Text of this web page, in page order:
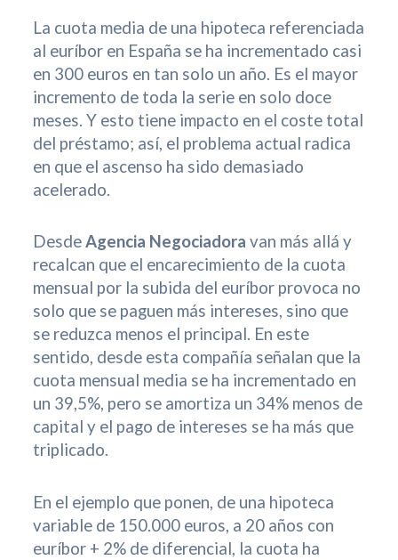
La cuota media de una hipoteca referenciada
al euríbor en España se ha incrementado casi
en 300 euros en tan solo un año. Es el mayor
incremento de toda la serie en solo doce
meses. Y esto tiene impacto en el coste total
del préstamo; así, el problema actual radica
en que el ascenso ha sido demasiado
acelerado.
DesdeAgencia Negociadora van más allá y
recalcan que el encarecimiento de la cuota
mensual por la subida del euríbor provoca no
solo que se paguen más intereses, sino que
se reduzca menos el principal. En este
sentido, desde esta compañía señalan que la
cuota mensual media se ha incrementado en
un 39,5%, pero se amortiza un 34% menos de
capital y el pago de intereses se ha más que
triplicado.
En el ejemplo que ponen, de una hipoteca
variable de 150.000 euros, a 20 años con
euríbor + 2% de diferencial, la cuota ha